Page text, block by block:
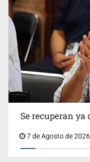
Se recuperan
7 de Agosto de 2026